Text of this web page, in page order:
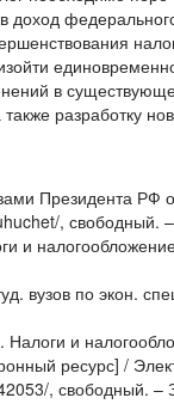
доход
в
разработку
Президента РФ
, свободный.
вузов по экон.
и
ресурс] /
, свободный.